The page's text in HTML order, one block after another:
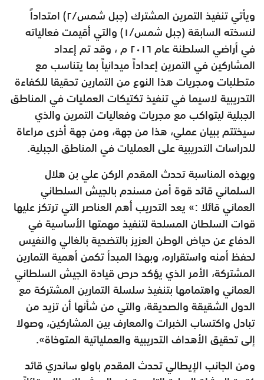
ويأتي تنفيذ التمرين المشترك (جبل شمس/‏٢) امتداداً
لنسخته السابقة (جبل شمس/‏١) والتي أقيمت فعالياته
في أراضي السلطنة عام ٢٠١٦ م ، وقد تم إعداد
المشاركين في التمرين إعداداً ميدانياً بما يتناسب مع
متطلبات ومجريات هذا النوع من التمارين تحقيقا للكفاءة
التدريبية لاسيما في تنفيذ تكتيكات العمليات في المناطق
الجبلية ليتواكب مع مجريات وفعاليات التمرين والذي
سيختتم ببيان عملي، هذا من جهة، ومن جهة أخرى مراعاة
للدراسات التدريبية على العمليات في المناطق الجبلية.
وبهذه المناسبة تحدث المقدم الركن علي بن هلال
السلماني قائد قوة أمن مسندم بالجيش السلطاني
العماني قائلا :» يعد التدريب أهم العناصر التي ترتكز عليها
قوات السلطان المسلحة لتنفيذ مهمتها الأساسية في
الدفاع عن حياض الوطن العزيز بالتضحية بالغالي والنفيس
لحفظ أمنه واستقراره، وبهذا المبدأ تكمن أهمية التمارين
المشتركة، الأمر الذي يؤكد حرص قيادة الجيش السلطاني
العماني واهتمامها بتنفيذ سلسلة التمارين المشتركة مع
الدول الشقيقة والصديقة، والتي من شأنها أن تزيد من
تبادل واكتساب الخبرات والمعارف بين المشاركين، وصولا
إلى تحقيق الأهداف التدريبية والعملياتية المتوخاة».
ومن الجانب الإيطالي تحدث المقدم باولو ساندري قائد